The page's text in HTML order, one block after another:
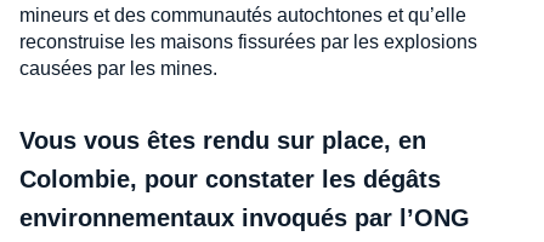
mineurs et des communautés autochtones et qu’elle
reconstruise les maisons fissurées par les explosions
causées par les mines.
Vous vous êtes rendu sur place, en
Colombie, pour constater les dégâts
environnementaux invoqués par l’ONG